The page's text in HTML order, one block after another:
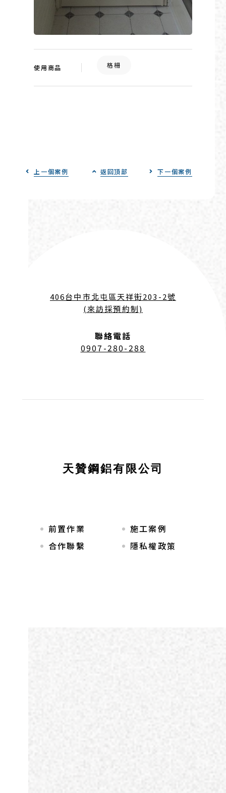
使用商品 格柵
上一個案例 返回頂部 下一個案例
406台中市北屯區天祥街203-2號
(來訪採預約制)
聯絡電話
0907-280-288
天贊鋼鋁有限公司
前置作業
施工案例
合作聯繫
隱私權政策